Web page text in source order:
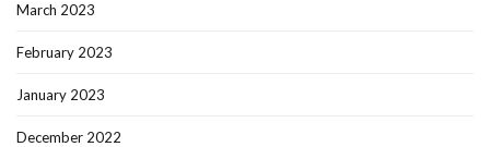
March 2023
February 2023
January 2023
December 2022